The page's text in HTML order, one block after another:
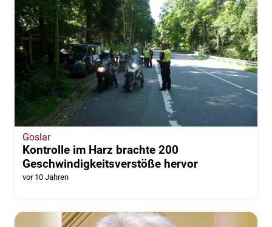
Goslar
Kontrolle im Harz brachte 200
Geschwindigkeitsverstöße hervor
vor 10 Jahren